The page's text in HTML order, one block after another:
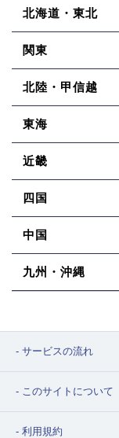
北海道・東北
関東
北陸・甲信越
東海
近畿
四国
中国
九州・沖縄
サービスの流れ
このサイトについて
利用規約